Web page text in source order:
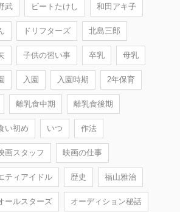
武 ビートたけし 和田アキ子
ドリフターズ 北島三郎
子供の習い事 卒乳 母乳
入園 入園時期 2年保育
離乳食中期 離乳食後期
い初め いつ 作法
画スタッフ 映画の仕事
ティアイドル 歴史 福山雅治
ールスターズ オーディション秘話